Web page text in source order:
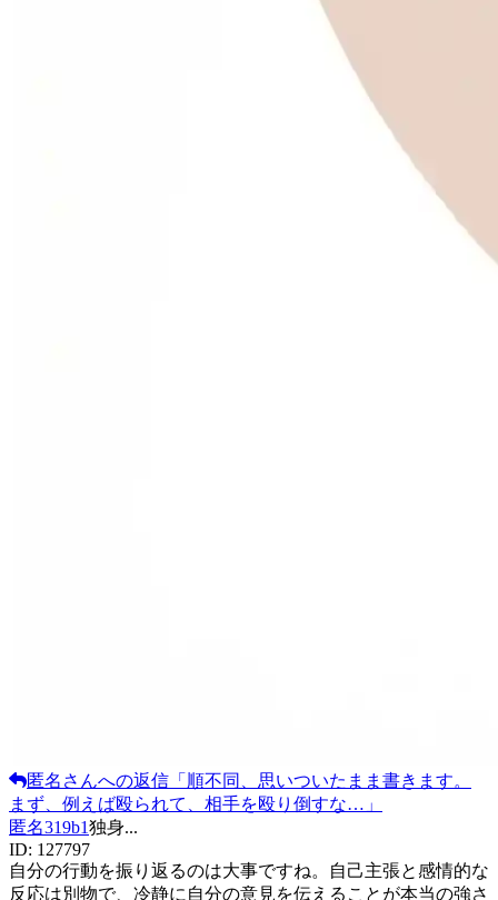
匿名 さんへの返信 「 順不同、思いついたまま書きます。
まず、例えば殴られて、相手を殴り倒すな… 」
匿名319b1独身...
ID: 127797
自分の行動を振り返るのは大事ですね。自己主張と感情的な
反応は別物で、冷静に自分の意見を伝えることが本当の強さ